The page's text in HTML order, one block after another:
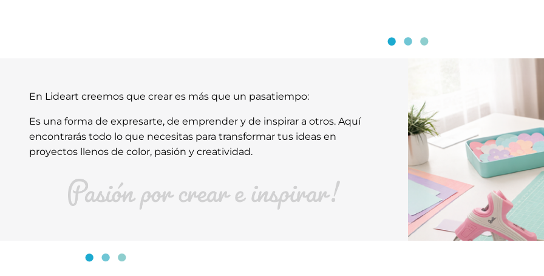
En Lideart creemos que crear es más que un pasatiempo:
Es una forma de expresarte, de emprender y de inspirar a otros. Aquí
encontrarás todo lo que necesitas para transformar tus ideas en
proyectos llenos de color, pasión y creatividad.